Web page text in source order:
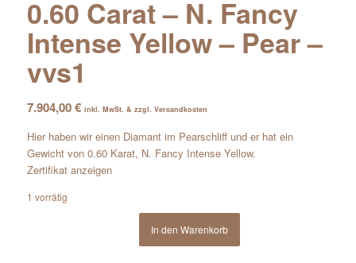
0.60 Carat – N. Fancy
Intense Yellow – Pear –
vvs1
7.904,00€ inkl. MwSt. & zzgl. Versandkosten
Hier haben wir einen Diamant im Pearschliff und er hat ein
Gewicht von 0.60 Karat, N. Fancy Intense Yellow.
Zertifikat anzeigen
1 vorrätig
In den Warenkorb